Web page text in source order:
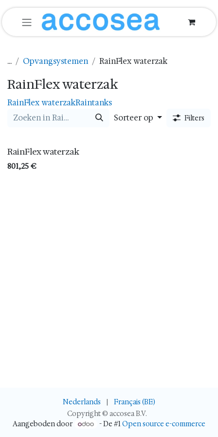
Overslaan naar inhoud
... Opvangsystemen RainFlex waterzak
RainFlex waterzak
RainFlex waterzakRaintanks
Sorteer op
Filters
RainFlex waterzak
801,25 €
Copyright © accosea B.V.
Nederlands | Français (BE)
Aangeboden door - De #1Open source e-commerce